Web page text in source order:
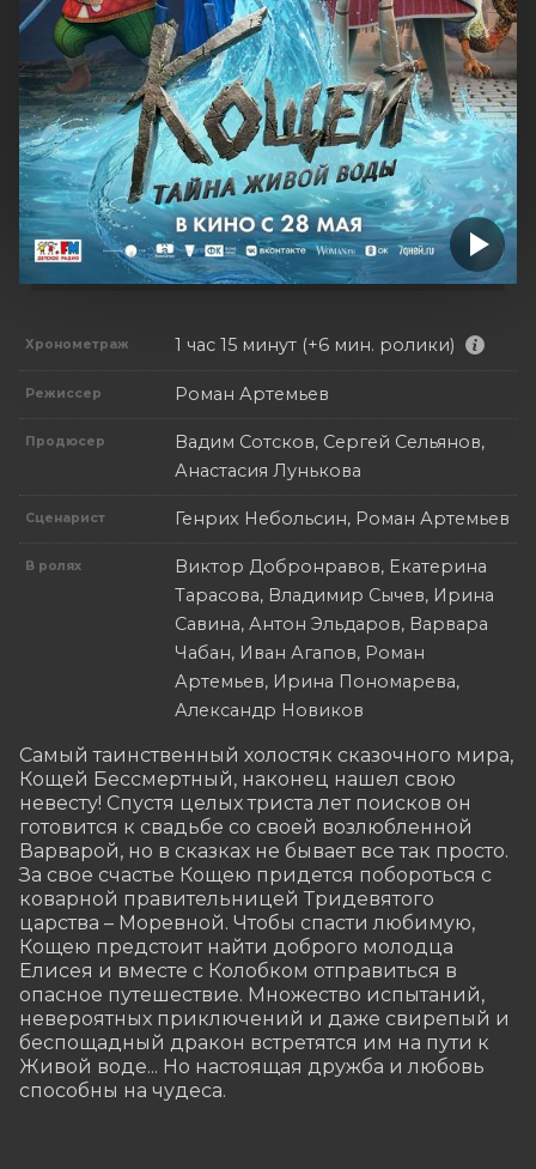
Хронометраж 1 час 15 минут (+6 мин. ролики)
Режиссер Роман Артемьев
Продюсер
Вадим Сотсков, Сергей Сельянов,
Анастасия Лунькова
Сценарист Генрих Небольсин, Роман Артемьев
В ролях
Виктор Добронравов, Екатерина
Тарасова, Владимир Сычев, Ирина
Савина, Антон Эльдаров, Варвара
Чабан, Иван Агапов, Роман
Артемьев, Ирина Пономарева,
Александр Новиков
Самый таинственный холостяк сказочного мира,
Кощей Бессмертный, наконец нашел свою
невесту! Спустя целых триста лет поисков он
готовится к свадьбе со своей возлюбленной
Варварой, но в сказках не бывает все так просто.
За свое счастье Кощею придется побороться с
коварной правительницей Тридевятого
царства – Моревной. Чтобы спасти любимую,
Кощею предстоит найти доброго молодца
Елисея и вместе с Колобком отправиться в
опасное путешествие. Множество испытаний,
невероятных приключений и даже свирепый и
беспощадный дракон встретятся им на пути к
Живой воде... Но настоящая дружба и любовь
способны на чудеса.